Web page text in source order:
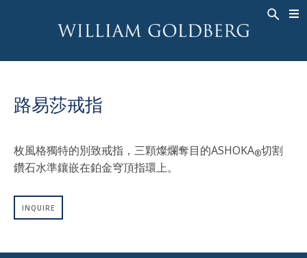
高級珠寶
男戒
吊墜
耳飾
手鐲
钟表
ASHOKA 珠宝
戒指
MEN'S RINGS
項鍊
吊墜
耳飾
歷史
ASHOKA®
路易莎戒指
枚風格獨特的別致戒指，三顆燦爛奪目的ASHOKA®切割
鑽石水準鑲嵌在鉑金穹頂指環上。
INQUIRE